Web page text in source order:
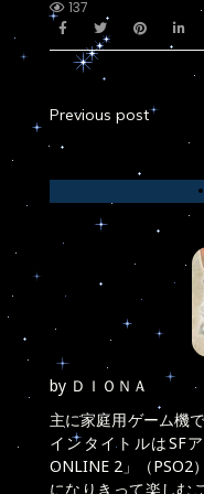
137
Previous post
by ＤＩＯＮＡ
主に家庭用ゲーム機
インタイトルはSF
ONLINE 2」（PSO2
になりきって楽しむ